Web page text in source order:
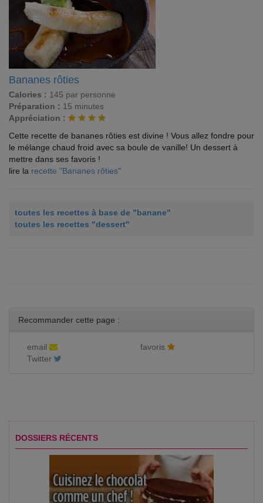
Bananes rôties
Calories : 145 par personne
Préparation : 15 minutes
Appréciation :
Cette recette de bananes rôties est divine ! Vous allez fondre pour
le mélange chaud froid avec sa boule de vanille! Un dessert à
mettre dans ses favoris !
lire la recette "Bananes rôties"
toutes les recettes à base de "banane"
toutes les recettes "dessert"
Recommander cette page :
email
favoris
Twitter
DOSSIERS RÉCENTS